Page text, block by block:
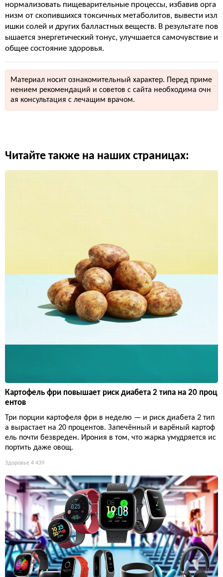
нормализовать пищеварительные процессы, избавив орга
низм от скопившихся токсичных метаболитов, вывести изл
ишки солей и других балластных веществ. В результате пов
ышается энергетический тонус, улучшается самочувствие и
общее состояние здоровья.
Материал носит ознакомительный характер. Перед приме
нением рекомендаций и советов с сайта необходима очн
ая консультация с лечащим врачом.
Читайте также на наших страницах:
Картофель фри повышает риск диабета 2 типа на 20 проц
ентов
Три порции картофеля фри в неделю — и риск диабета 2 тип
а вырастает на 20 процентов. Запечённый и варёный картоф
ель почти безвреден. Ирония в том, что жарка умудряется ис
портить даже овощ.
Здоровье 4 439